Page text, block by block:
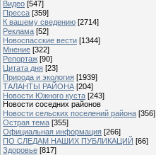
Видео [547]
Пресса [359]
К вашему сведению [2714]
Реклама [52]
Новоспасские вести [1344]
Мнение [322]
Репортаж [90]
Цитата дня [23]
Природа и экология [1939]
ТАЛАНТЫ РАЙОНА [204]
Новости Южного куста [243]
Новости соседних районов
Новости сельских поселений района [356]
Острая тема [355]
Официальная информация [266]
ПО СЛЕДАМ НАШИХ ПУБЛИКАЦИЙ [66]
Здоровье [817]